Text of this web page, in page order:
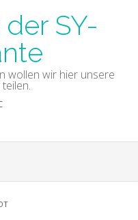
SY-
wollen wir hier unsere